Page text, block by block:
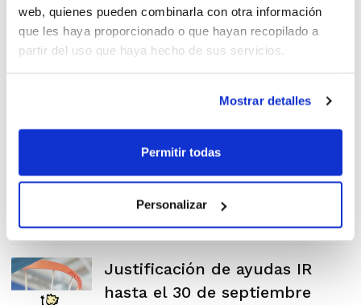
web, quienes pueden combinarla con otra información
que les haya proporcionado o que hayan recopilado a
partir del uso que haya hecho de sus servicios.
Mostrar detalles
Permitir todas
Personalizar
Subvenciones entidades
deportivas Ayto. de Valencia
Ayudas a entidades
Justificación de ayudas IR
hasta el 30 de septiembre